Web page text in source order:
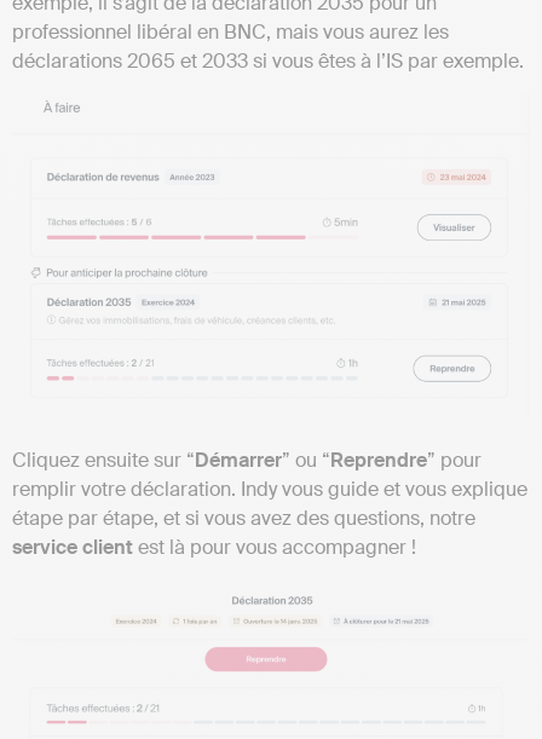
professionnel libéral en BNC, mais vous aurez les
déclarations 2065 et 2033 si vous êtes à l’IS par exemple.
Cliquez ensuite sur “Démarrer” ou “Reprendre” pour
remplir votre déclaration. Indy vous guide et vous explique
étape par étape, et si vous avez des questions, notre
service clientest là pour vous accompagner !